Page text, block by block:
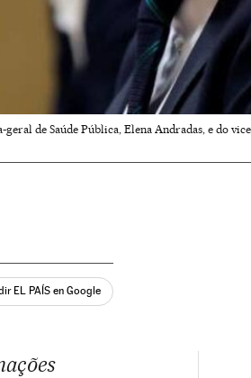
de Saúde Pública, Elena Andradas, e do
EL PAÍS en Google